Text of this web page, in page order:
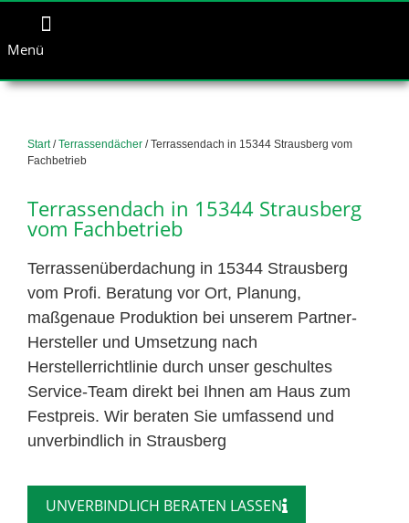
Menü
Start/Terrassendächer / Terrassendach in 15344 Strausberg vom
Fachbetrieb
Terrassendach in 15344 Strausberg
vom Fachbetrieb
Terrassenüberdachung in 15344 Strausberg
vom Profi. Beratung vor Ort, Planung,
maßgenaue Produktion bei unserem Partner-
Hersteller und Umsetzung nach
Herstellerrichtlinie durch unser geschultes
Service-Team direkt bei Ihnen am Haus zum
Festpreis. Wir beraten Sie umfassend und
unverbindlich in Strausberg
UNVERBINDLICH BERATEN LASSEN